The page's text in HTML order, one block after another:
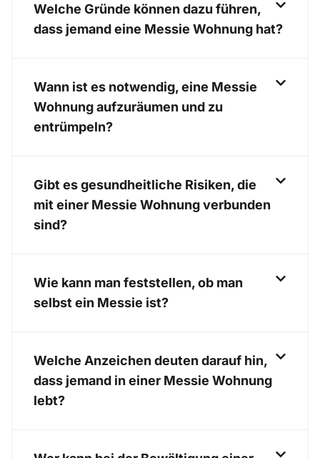
Welche Gründe können dazu führen,
dass jemand eine Messie Wohnung hat?
Wann ist es notwendig, eine Messie
Wohnung aufzuräumen und zu
entrümpeln?
Gibt es gesundheitliche Risiken, die
mit einer Messie Wohnung verbunden
sind?
Wie kann man feststellen, ob man
selbst ein Messie ist?
Welche Anzeichen deuten darauf hin,
dass jemand in einer Messie Wohnung
lebt?